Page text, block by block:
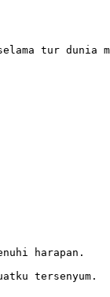
tur dunia
harapan.
tersenyum.